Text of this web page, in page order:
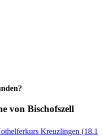
von Bischofszell
Kreuzlingen (18.1